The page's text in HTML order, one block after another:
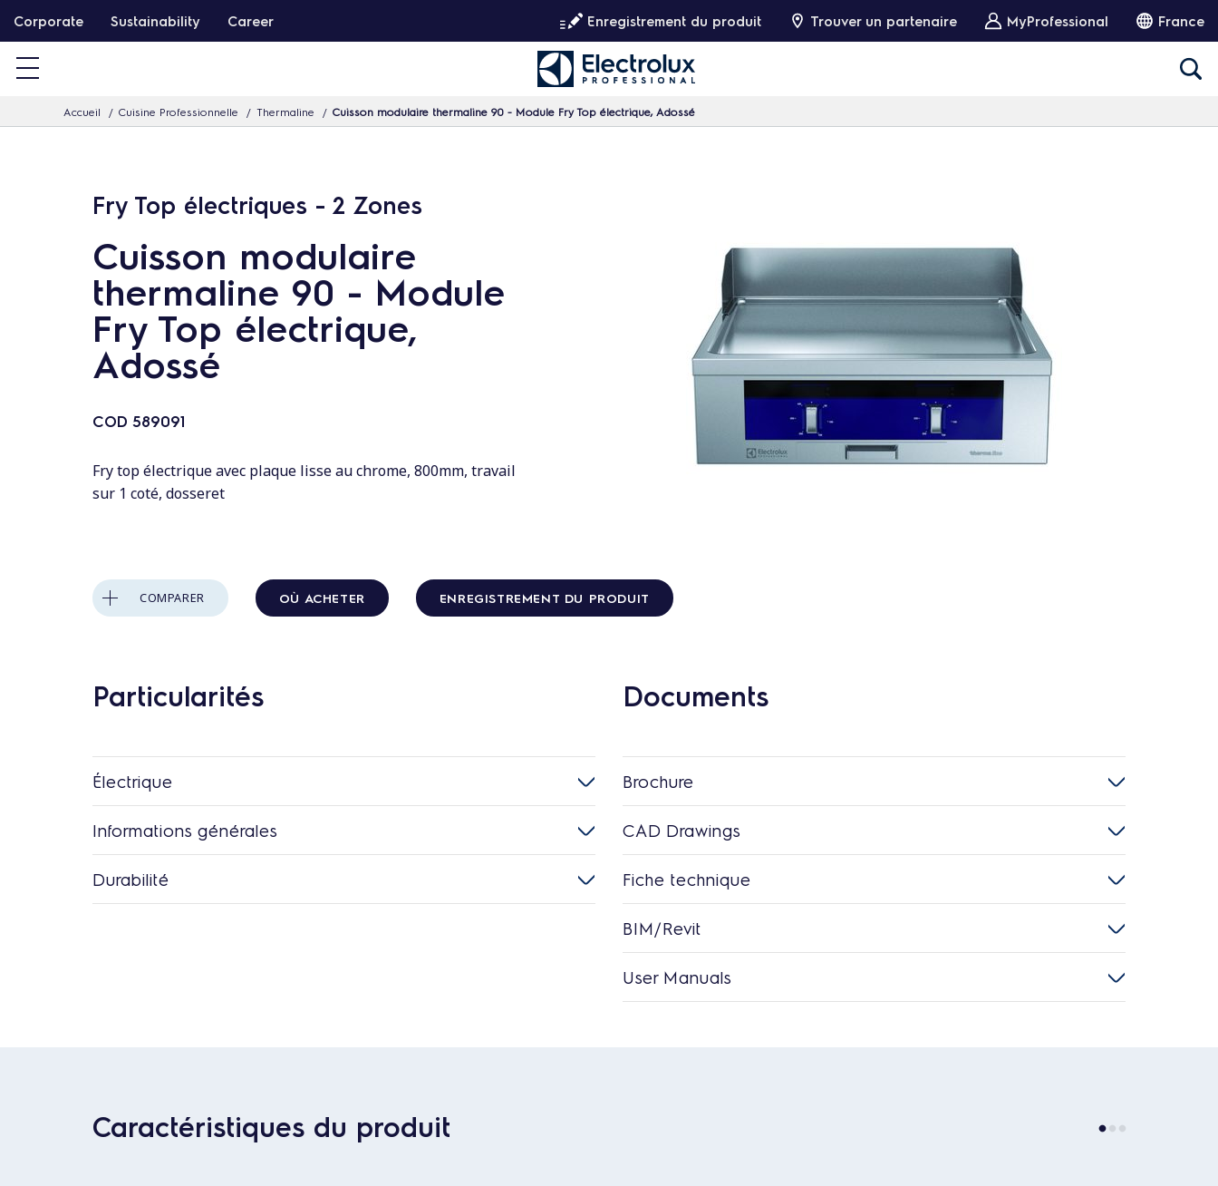
a
Corporate Sustainability Career Enregistrement du produit Trouver un partenaire MyProfessional France
Accueil Cuisine Professionnelle Thermaline Cuisson modulaire thermaline 90 - Module Fry Top électrique, Adossé
Fry Top électriques - 2 Zones
Cuisson modulaire
thermaline 90 - Module
Fry Top électrique,
Adossé
COD 589091
Fry top électrique avec plaque lisse au chrome, 800mm, travail
sur 1 coté, dosseret
COMPARER OÙ ACHETER ENREGISTREMENT DU PRODUIT
Particularités
Électrique
Informations générales
Durabilité
Documents
Brochure
CAD Drawings
Fiche technique
BIM/Revit
User Manuals
Caractéristiques du produit